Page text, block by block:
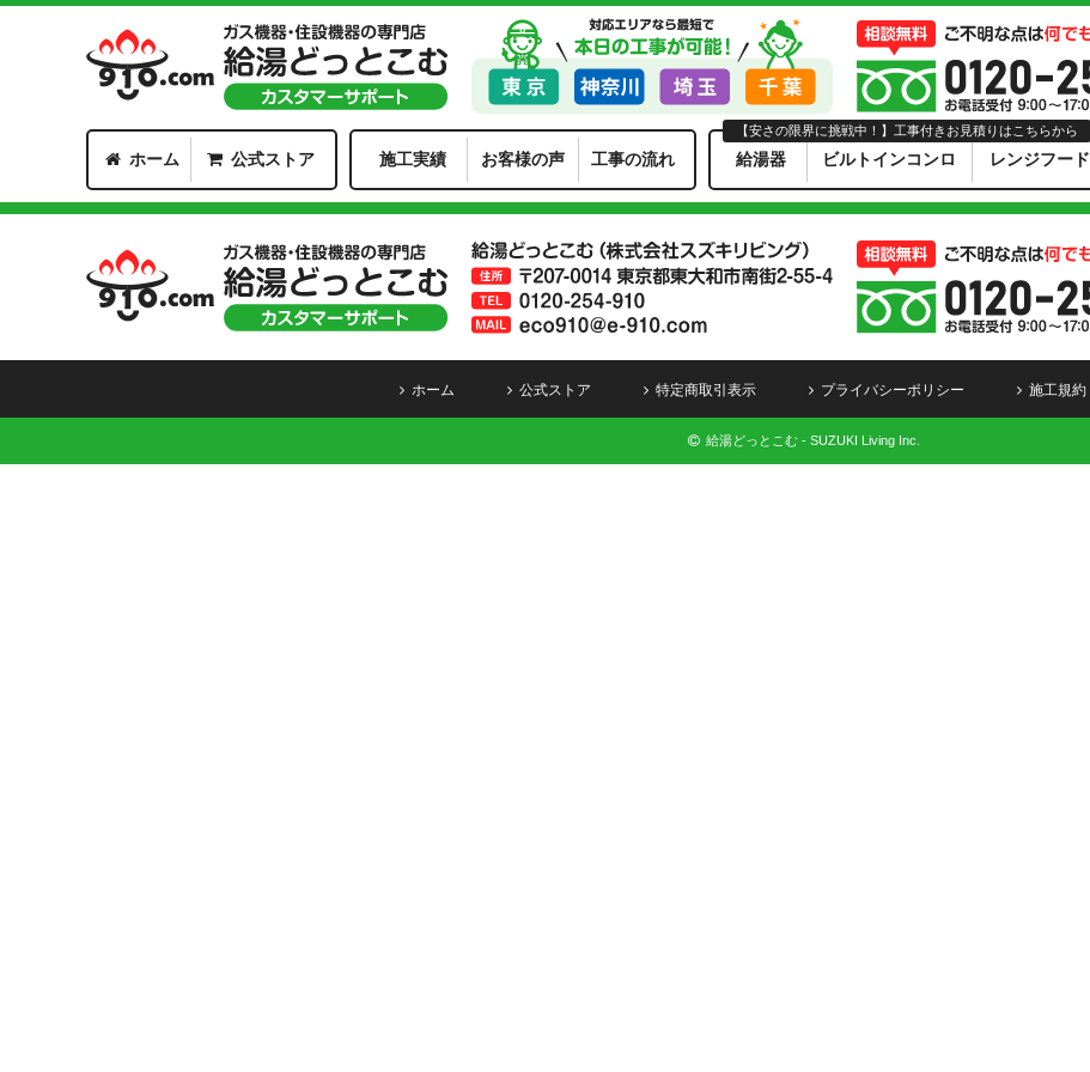
ホーム 公式ストア 施工実績 お客様の声 工事の流れ 給湯器 ビルトインコンロ レンジフード
【安さの限界に挑戦中！】工事付きお見積りはこちらから
ホーム 公式ストア 特定商取引表示 プライバシーポリシー 施工規約
給湯どっとこむ - SUZUKI Living Inc.